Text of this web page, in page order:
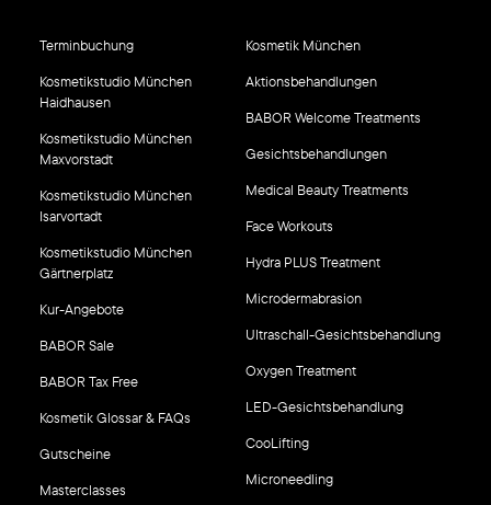
Terminbuchung
Kosmetikstudio München
Haidhausen
Kosmetikstudio München
Maxvorstadt
Kosmetikstudio München
Isarvortadt
Kosmetikstudio München
Gärtnerplatz
Kur-Angebote
BABOR Sale
BABOR Tax Free
Kosmetik Glossar & FAQs
Gutscheine
Masterclasses
Kosmetik München
Aktionsbehandlungen
BABOR Welcome Treatments
Gesichtsbehandlungen
Medical Beauty Treatments
Face Workouts
Hydra PLUS Treatment
Microdermabrasion
Ultraschall-Gesichtsbehandlung
Oxygen Treatment
LED-Gesichtsbehandlung
CooLifting
Microneedling